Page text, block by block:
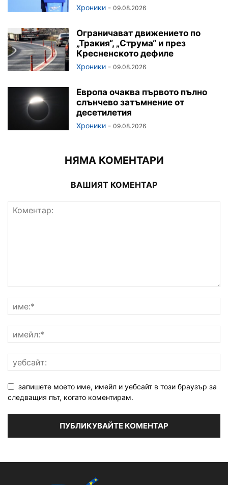
Хроники - 09.08.2026
Ограничават движението по
„Тракия“, „Струма“ и през
Кресненското дефиле
Хроники - 09.08.2026
Европа очаква първото пълно
слънчево затъмнение от
десетилетия
Хроники - 09.08.2026
НЯМА КОМЕНТАРИ
ВАШИЯТ КОМЕНТАР
запишете моето име, имейл и уебсайт в този браузър за
следващия път, когато коментирам.